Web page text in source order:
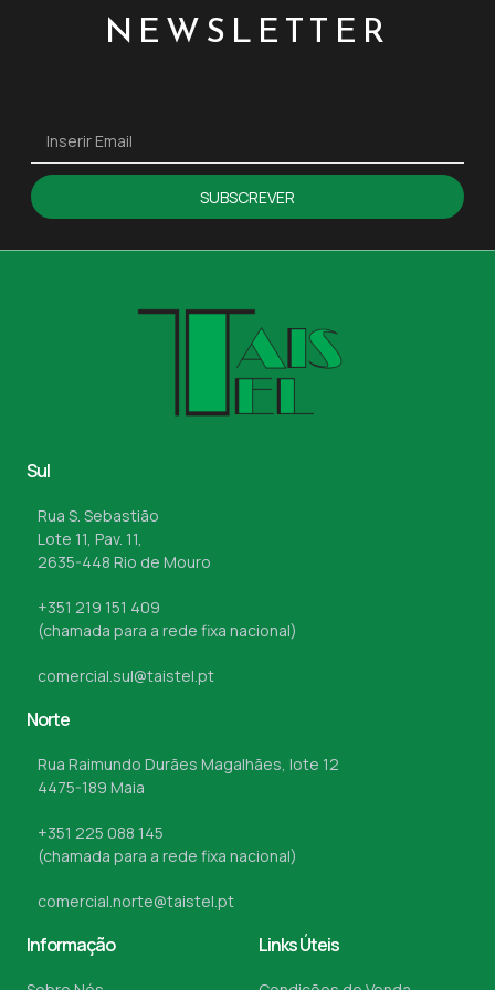
NEWSLETTER
SUBSCREVER
Sul
Rua S. Sebastião
Lote 11, Pav. 11,
2635-448 Rio de Mouro
+351 219 151 409
(chamada para a rede fixa nacional)
comercial.sul@taistel.pt
Norte
Rua Raimundo Durães Magalhães, lote 12
4475-189 Maia
+351 225 088 145
(chamada para a rede fixa nacional)
comercial.norte@taistel.pt
Informação Links Úteis